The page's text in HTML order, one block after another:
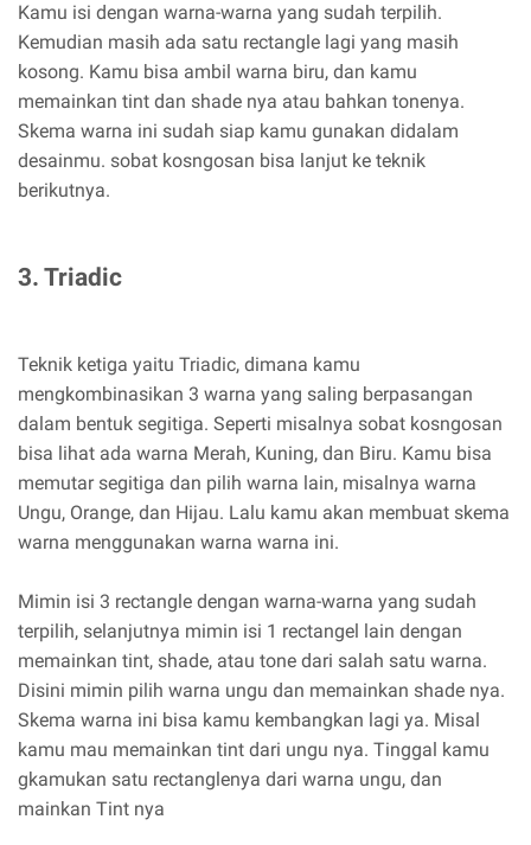
Kamu isi dengan warna-warna yang sudah terpilih.
Kemudian masih ada satu rectangle lagi yang masih
kosong. Kamu bisa ambil warna biru, dan kamu
memainkan tint dan shade nya atau bahkan tonenya.
Skema warna ini sudah siap kamu gunakan didalam
desainmu. sobat kosngosan bisa lanjut ke teknik
berikutnya.
3. Triadic
Teknik ketiga yaitu Triadic, dimana kamu
mengkombinasikan 3 warna yang saling berpasangan
dalam bentuk segitiga. Seperti misalnya sobat kosngosan
bisa lihat ada warna Merah, Kuning, dan Biru. Kamu bisa
memutar segitiga dan pilih warna lain, misalnya warna
Ungu, Orange, dan Hijau. Lalu kamu akan membuat skema
warna menggunakan warna warna ini.
Mimin isi 3 rectangle dengan warna-warna yang sudah
terpilih, selanjutnya mimin isi 1 rectangel lain dengan
memainkan tint, shade, atau tone dari salah satu warna.
Disini mimin pilih warna ungu dan memainkan shade nya.
Skema warna ini bisa kamu kembangkan lagi ya. Misal
kamu mau memainkan tint dari ungu nya. Tinggal kamu
gkamukan satu rectanglenya dari warna ungu, dan
mainkan Tint nya